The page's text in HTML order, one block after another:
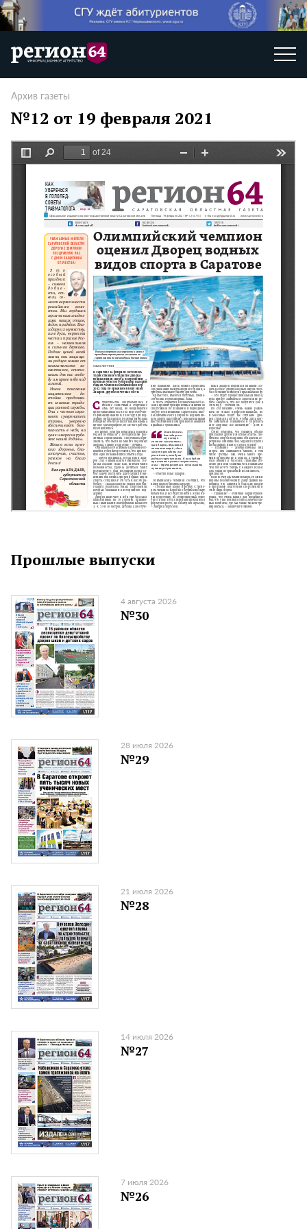
Архив газеты
№12 от 19 февраля 2021
Прошлые выпуски
4 августа 2026
№30
28 июля 2026
№29
21 июля 2026
№28
14 июля 2026
№27
7 июля 2026
№26